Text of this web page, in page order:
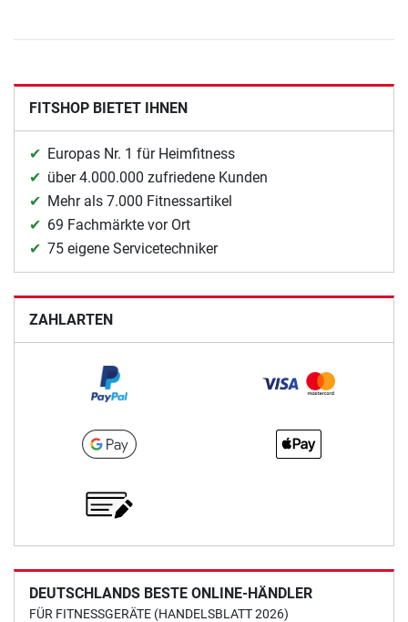
FITSHOP BIETET IHNEN
Europas Nr. 1 für Heimfitness
über 4.000.000 zufriedene Kunden
Mehr als 7.000 Fitnessartikel
69 Fachmärkte vor Ort
75 eigene Servicetechniker
ZAHLARTEN
DEUTSCHLANDS BESTE ONLINE-HÄNDLER
FÜR FITNESSGERÄTE (HANDELSBLATT 2026)